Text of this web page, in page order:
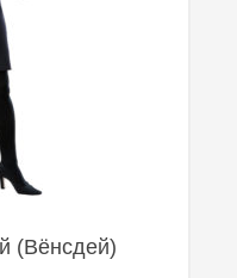
(Вëнсдей)